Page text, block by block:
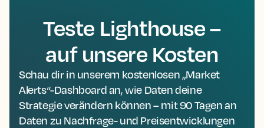
Teste Lighthouse –
auf unsere Kosten
Schau dir in unserem kostenlosen „Market
Alerts“-Dashboard an, wie Daten deine
Strategie verändern können – mit 90 Tagen an
Daten zu Nachfrage- und Preisentwicklungen